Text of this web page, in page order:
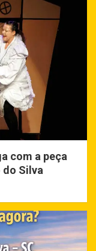
com a peça
do Silva